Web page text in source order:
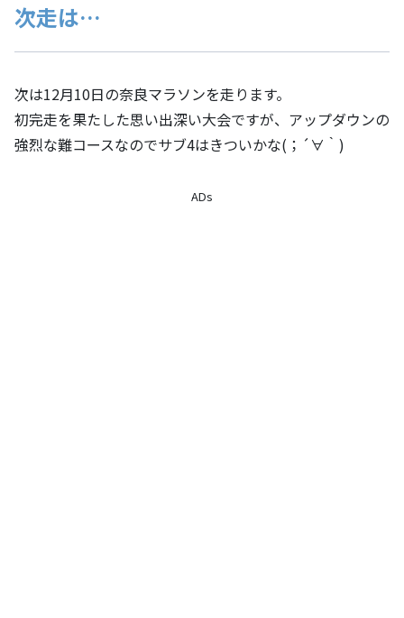
次走は…
次は12月10日の奈良マラソンを走ります。
初完走を果たした思い出深い大会ですが、アップダウンの
強烈な難コースなのでサブ4はきついかな(；´∀｀)
ADs